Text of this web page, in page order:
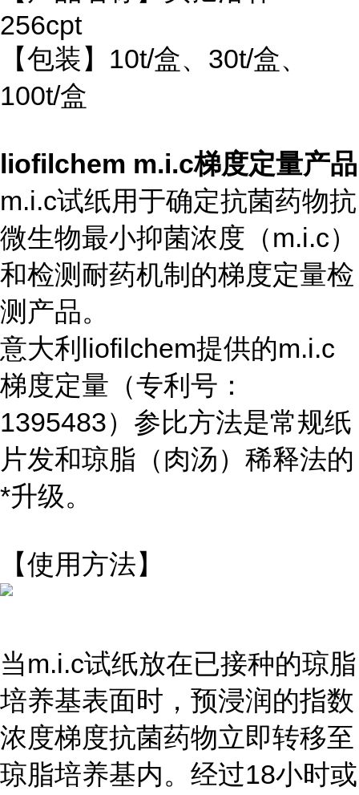
256cpt
【包装】10t/盒、30t/盒、
100t/盒
liofilchem m.i.c梯度定量产品
m.i.c试纸用于确定抗菌药物抗
微生物最小抑菌浓度（m.i.c）
和检测耐药机制的梯度定量检
测产品。
意大利liofilchem提供的m.i.c
梯度定量（专利号：
1395483）参比方法是常规纸
片发和琼脂（肉汤）稀释法的
*升级。
【使用方法】
当m.i.c试纸放在已接种的琼脂
培养基表面时，预浸润的指数
浓度梯度抗菌药物立即转移至
琼脂培养基内。经过18小时或